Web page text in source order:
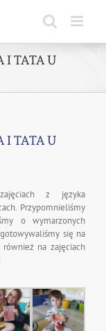
I TATA U
I TATA U
z języka
Przypomnieliśmy
o wymarzonych
się na
na zajęciach